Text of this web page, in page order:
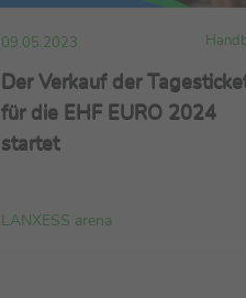
09.05.2023
Der Verkauf der
für die EHF EURO 2024
startet
LANXESS arena